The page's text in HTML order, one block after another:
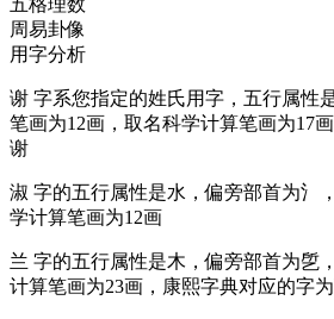
五格理数
周易卦像
用字分析
谢 字系您指定的姓氏用字，五行属性
笔画为12画，取名科学计算笔画为17
谢
淑 字的五行属性是水 ，偏旁部首为氵
学计算笔画为12画
兰 字的五行属性是木 ，偏旁部首为乺
计算笔画为23画，康熙字典对应的字为